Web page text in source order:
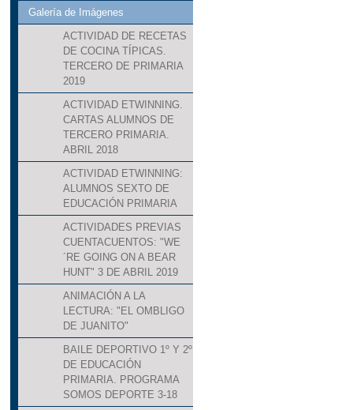
Galería de Imágenes
ACTIVIDAD DE RECETAS
DE COCINA TÍPICAS.
TERCERO DE PRIMARIA
2019
ACTIVIDAD ETWINNING.
CARTAS ALUMNOS DE
TERCERO PRIMARIA.
ABRIL 2018
ACTIVIDAD ETWINNING:
ALUMNOS SEXTO DE
EDUCACIÓN PRIMARIA
ACTIVIDADES PREVIAS
CUENTACUENTOS: "WE
´RE GOING ON A BEAR
HUNT" 3 DE ABRIL 2019
ANIMACIÓN A LA
LECTURA: "EL OMBLIGO
DE JUANITO"
BAILE DEPORTIVO 1º Y 2º
DE EDUCACIÓN
PRIMARIA. PROGRAMA
SOMOS DEPORTE 3-18